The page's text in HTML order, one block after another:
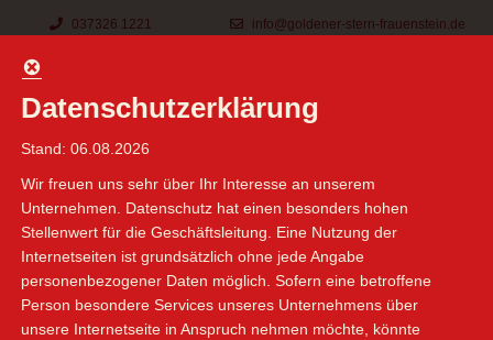
 037326 1221  info@goldener-stern-frauenstein.de
Datenschutzerklärung
Stand: 06.08.2026
Wir freuen uns sehr über Ihr Interesse an unserem
Unternehmen. Datenschutz hat einen besonders hohen
Stellenwert für die Geschäftsleitung. Eine Nutzung der
Internetseiten ist grundsätzlich ohne jede Angabe
personenbezogener Daten möglich. Sofern eine betroffene
Person besondere Services unseres Unternehmens über
unsere Internetseite in Anspruch nehmen möchte, könnte